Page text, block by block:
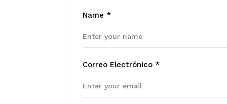
Name *
Correo Electrónico *